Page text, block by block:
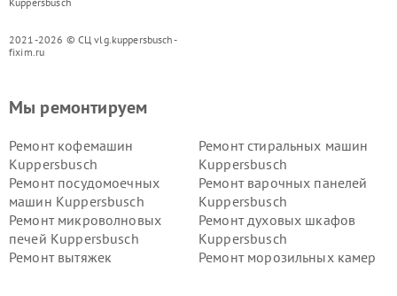
2021-2026 © СЦ vlg.kuppersbusch-
fixim.ru
Мы ремонтируем
Ремонт кофемашин
Kuppersbusch
Ремонт стиральных машин
Kuppersbusch
Ремонт посудомоечных
машин Kuppersbusch
Ремонт варочных панелей
Kuppersbusch
Ремонт микроволновых
печей Kuppersbusch
Ремонт духовых шкафов
Kuppersbusch
Ремонт вытяжек
Ремонт морозильных камер